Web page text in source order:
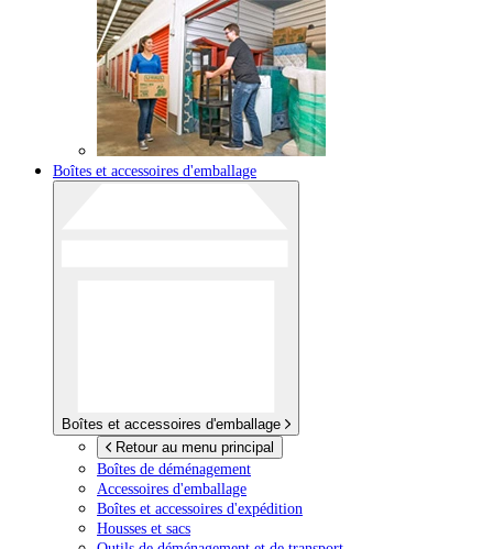
Boîtes et accessoires d'emballage
Boîtes et accessoires d'emballage
Retour au menu principal
Boîtes de déménagement
Accessoires d'emballage
Boîtes et accessoires d'expédition
Housses et sacs